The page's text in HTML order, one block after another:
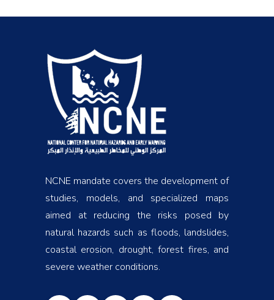
NCNE mandate covers the development of
studies, models, and specialized maps
aimed at reducing the risks posed by
natural hazards such as floods, landslides,
coastal erosion, drought, forest fires, and
severe weather conditions.